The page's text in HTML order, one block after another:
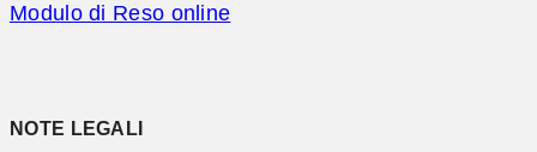
Modulo di Reso online
NOTE LEGALI